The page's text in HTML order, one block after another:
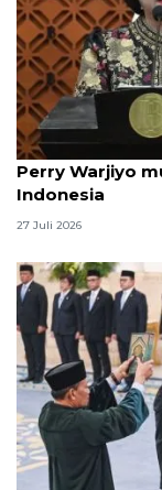
Perry Warjiyo
Indonesia
27 Juli 2026